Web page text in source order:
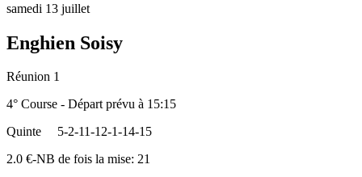
samedi 13 juillet
Enghien Soisy
Réunion 1
4° Course - Départ prévu à 15:15
Quinte
5-2-11-12-1-14-15
2.0 €-NB de fois la mise: 21